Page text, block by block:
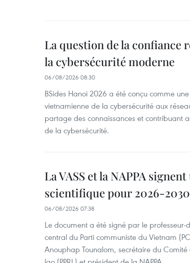
La question de la confiance
la cybersécurité moderne
06/08/2026 08:30
BSides Hanoi 2026 a été conçu comme
vietnamienne de la cybersécurité aux
partage des connaissances et contribuant
de la cybersécurité.
La VASS et la NAPPA
scientifique pour 2026-2030
06/08/2026 07:38
Le document a été signé par le
central du Parti communiste du Vietnam
Anouphap Tounalom, secrétaire du